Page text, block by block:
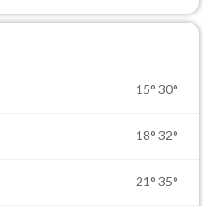
15° 30°
18° 32°
21° 35°